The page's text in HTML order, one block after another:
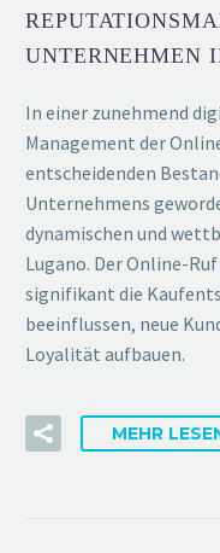
UNTERNEHMEN
In einer zunehmend
Management der
entscheidenden
Unternehmens
dynamischen und
Lugano. Der Online-
signifikant die
beeinflussen, neue
Loyalität aufbauen.
MEHR